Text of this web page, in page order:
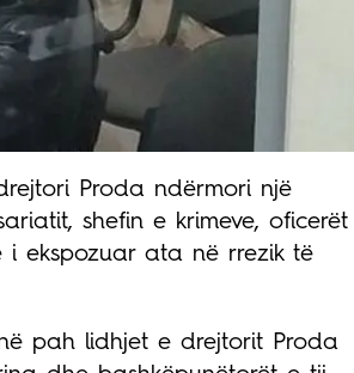
Proda ndërmori një
shefin e krimeve, oficerët
i ekspozuar ata në rrezik të
pah lidhjet e drejtorit Proda